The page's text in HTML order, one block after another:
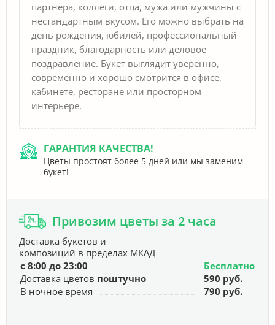
партнёра, коллеги, отца, мужа или мужчины с
нестандартным вкусом. Его можно выбрать на
день рождения, юбилей, профессиональный
праздник, благодарность или деловое
поздравление. Букет выглядит уверенно,
современно и хорошо смотрится в офисе,
кабинете, ресторане или просторном
интерьере.
ГАРАНТИЯ КАЧЕСТВА!
Цветы простоят более 5 дней или мы заменим
букет!
Привозим цветы за 2 часа
Доставка букетов и
композиций в пределах МКАД
с 8:00 до 23:00
Бесплатно
Доставка цветов поштучно
590 руб.
В ночное время
790 руб.